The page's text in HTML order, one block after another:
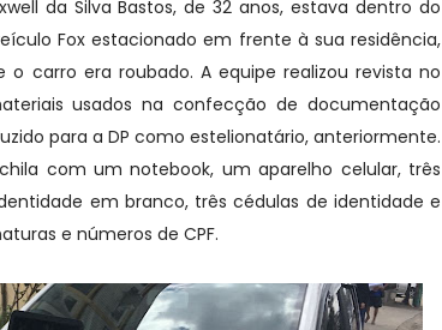
da Silva Bastos, de 32 anos, estava dentro do
Fox estacionado em frente à sua residência,
o carro era roubado. A equipe realizou revista no
usados na confecção de documentação
para a DP como estelionatário, anteriormente.
com um notebook, um aparelho celular, três
em branco, três cédulas de identidade e
e números de CPF.